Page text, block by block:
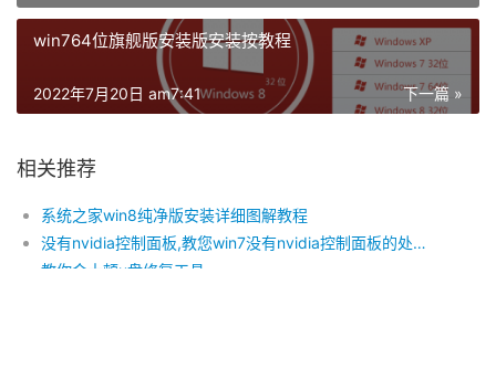
win764位旗舰版安装版安装按教程
下一篇 »
2022年7月20日 am7:41
相关推荐
系统之家win8纯净版安装详细图解教程
没有nvidia控制面板,教您win7没有nvidia控制面板的处理方法
教你金士顿u盘修复工具